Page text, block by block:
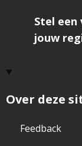
Over deze
Feedback
Stel een
jouw